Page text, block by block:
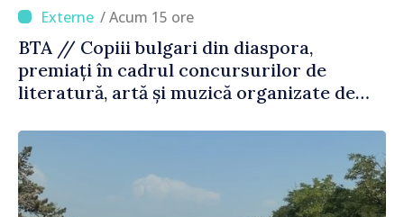
/ Acum 15 ore
BTA // Copiii bulgari din diaspora,
premiați în cadrul concursurilor de
literatură, artă și muzică organizate de
Străinătate